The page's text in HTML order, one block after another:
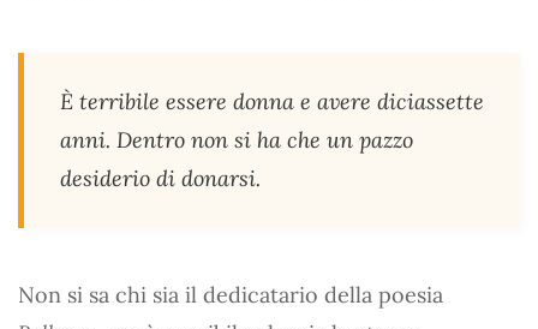
È terribile essere donna e avere diciassette
anni. Dentro non si ha che un pazzo
desiderio di donarsi.
Non si sa chi sia il dedicatario della poesia